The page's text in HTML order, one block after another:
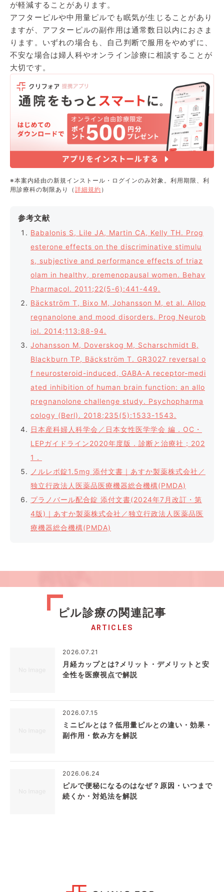
が軽減することがあります。
アフターピルや中用量ピルでも眠気が生じることがあり
ますが、アフターピルの副作用は通常数日以内におさま
ります。いずれの場合も、自己判断で服用をやめずに、
不安な場合は婦人科やオンライン診療に相談することが
大切です。
※本案内経由の新規インストール・ログインのみ対象。利用期限、利
用診療科の制限あり（ 詳細規約 ）
参考文献
Babalonis S, Lile JA, Martin CA, Kelly TH. Prog
esterone effects on the discriminative stimulu
s, subjective and performance effects of triaz
olam in healthy, premenopausal women. Behav
Pharmacol. 2011;22(5-6):441-449.
Bäckström T, Bixo M, Johansson M, et al. Allop
regnanolone and mood disorders. Prog Neurob
iol. 2014;113:88-94.
Johansson M, Doverskog M, Scharschmidt B,
Blackburn TP, Bäckström T. GR3027 reversal o
f neurosteroid-induced, GABA-A receptor-medi
ated inhibition of human brain function: an allo
pregnanolone challenge study. Psychopharma
cology (Berl). 2018;235(5):1533-1543.
日本産科婦人科学会／日本女性医学学会 編．OC・
LEPガイドライン2020年度版．診断と治療社；202
1．
ノルレボ錠1.5mg 添付文書｜あすか製薬株式会社／
独立行政法人医薬品医療機器総合機構(PMDA)
プラノバール配合錠 添付文書(2024年7月改訂・第
4版)｜あすか製薬株式会社／独立行政法人医薬品医
療機器総合機構(PMDA)
ピル診療の関連記事
ARTICLES
2026.07.21
月経カップとは?メリット・デメリットと安
全性を医療視点で解説
2026.07.15
ミニピルとは？低用量ピルとの違い・効果・
副作用・飲み方を解説
2026.06.24
ピルで便秘になるのはなぜ？原因・いつまで
続くか・対処法を解説